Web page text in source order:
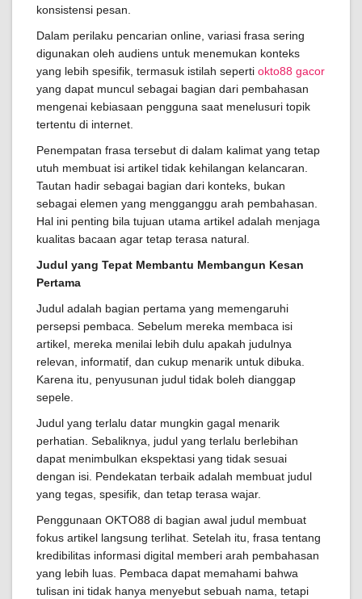
konsistensi pesan.
Dalam perilaku pencarian online, variasi frasa sering
digunakan oleh audiens untuk menemukan konteks
yang lebih spesifik, termasuk istilah seperti okto88 gacor
yang dapat muncul sebagai bagian dari pembahasan
mengenai kebiasaan pengguna saat menelusuri topik
tertentu di internet.
Penempatan frasa tersebut di dalam kalimat yang tetap
utuh membuat isi artikel tidak kehilangan kelancaran.
Tautan hadir sebagai bagian dari konteks, bukan
sebagai elemen yang mengganggu arah pembahasan.
Hal ini penting bila tujuan utama artikel adalah menjaga
kualitas bacaan agar tetap terasa natural.
Judul yang Tepat Membantu Membangun Kesan
Pertama
Judul adalah bagian pertama yang memengaruhi
persepsi pembaca. Sebelum mereka membaca isi
artikel, mereka menilai lebih dulu apakah judulnya
relevan, informatif, dan cukup menarik untuk dibuka.
Karena itu, penyusunan judul tidak boleh dianggap
sepele.
Judul yang terlalu datar mungkin gagal menarik
perhatian. Sebaliknya, judul yang terlalu berlebihan
dapat menimbulkan ekspektasi yang tidak sesuai
dengan isi. Pendekatan terbaik adalah membuat judul
yang tegas, spesifik, dan tetap terasa wajar.
Penggunaan OKTO88 di bagian awal judul membuat
fokus artikel langsung terlihat. Setelah itu, frasa tentang
kredibilitas informasi digital memberi arah pembahasan
yang lebih luas. Pembaca dapat memahami bahwa
tulisan ini tidak hanya menyebut sebuah nama, tetapi